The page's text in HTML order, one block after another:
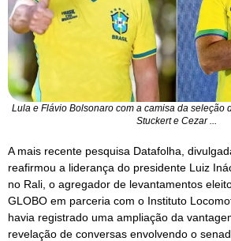
Lula e Flávio Bolsonaro com a camisa da seleção
Stuckert e Cezar ...
A mais recente pesquisa Datafolha,
reafirmou a liderança do presidente Luiz
no Rali, o agregador de levantamentos
GLOBO em parceria com o Instituto
havia registrado uma ampliação da
revelação de conversas envolvendo o